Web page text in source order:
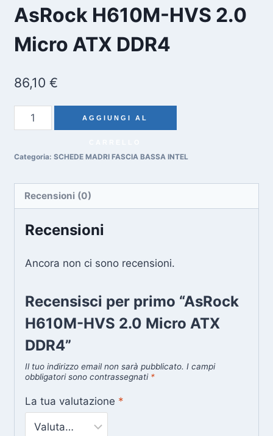
AsRock H610M-HVS 2.0
Micro ATX DDR4
86,10€
AsRock
H610M-
2.0
ATX
DDR4
quantity
AGGIUNGI AL
Categoria:SCHEDE MADRI FASCIA BASSA INTEL
Recensioni (0)
Recensioni
Ancora non ci sono recensioni.
Recensisci per primo “AsRock
H610M-HVS 2.0 Micro ATX
DDR4”
Il tuo indirizzo email non sarà pubblicato. I campi
obbligatori sono contrassegnati *
La tua valutazione *